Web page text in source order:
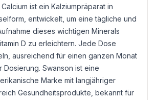
ist ein Kalziumpräparat in
entwickelt, um eine tägliche und
dieses wichtigen Minerals
D zu erleichtern. Jede Dose
ausreichend für einen ganzen Monat
Swanson ist eine
Marke mit langjähriger
Gesundheitsprodukte, bekannt für